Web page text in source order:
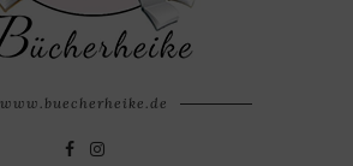
www.buecherheike.de